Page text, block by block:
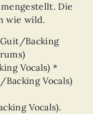
Die
wie wild.
Backing
Vocals) *
Vocals)
Vocals).